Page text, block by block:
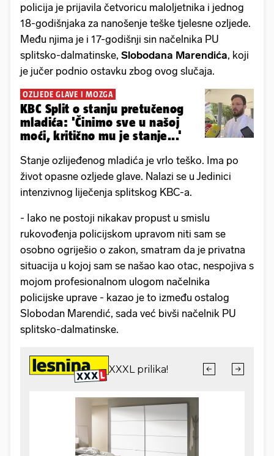
policija je prijavila četvoricu maloljetnika i jednog
18-godišnjaka za nanošenje teške tjelesne ozljede.
Među njima je i 17-godišnji sin načelnika PU
splitsko-dalmatinske, Slobodana Marendića, koji
je jučer podnio ostavku zbog ovog slučaja.
OZLJEDE GLAVE I MOZGA
KBC Split o stanju pretučenog
mladića: 'Činimo sve u našoj
moći, kritično mu je stanje...'
Stanje ozlijeđenog mladića je vrlo teško. Ima po
život opasne ozljede glave. Nalazi se u Jedinici
intenzivnog liječenja splitskog KBC-a.
- Iako ne postoji nikakav propust u smislu
rukovođenja policijskom upravom niti sam se
osobno ogriješio o zakon, smatram da je privatna
situacija u kojoj sam se našao kao otac, nespojiva s
mojom profesionalnom ulogom načelnika
policijske uprave - kazao je to između ostalog
Slobodan Marendić, sada već bivši načelnik PU
splitsko-dalmatinske.